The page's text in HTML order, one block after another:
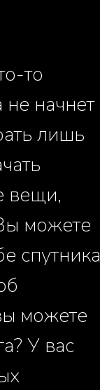
то
не начнет
лишь
вещи,
можете
спутника
можете
У вас